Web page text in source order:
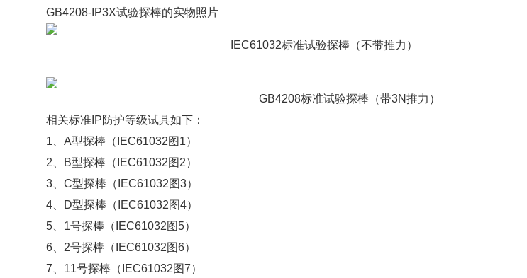
GB4208-IP3X试验探棒的实物照片
IEC61032标准试验探棒（不带推力）
GB4208标准试验探棒（带3N推力）
相关标准IP防护等级试具如下：
1、A型探棒（IEC61032图1）
2、B型探棒（IEC61032图2）
3、C型探棒（IEC61032图3）
4、D型探棒（IEC61032图4）
5、1号探棒（IEC61032图5）
6、2号探棒（IEC61032图6）
7、11号探棒（IEC61032图7）